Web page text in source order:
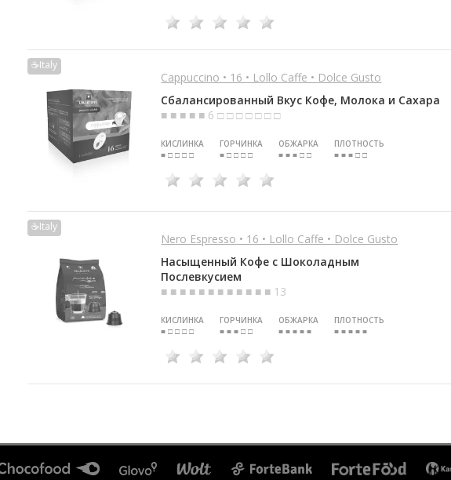
☕Italy
Сappuccino • 16 • Lollo Caffe • Dolce Gusto
Сбалансированный Вкус Кофе, Молока и Сахара
■ ■ ■ ■ ■ 6 □ □ □ □ □ □ □
КИСЛИНКА
■ □ □ □ □
ГОРЧИНКА
■ □ □ □ □
ОБЖАРКА
■ ■ ■ □ □
ПЛОТНОСТЬ
■ ■ ■ □ □
☕Italy
Nero Espresso • 16 • Lollo Caffe • Dolce Gusto
Насыщенный Кофе с Шоколадным
Послевкусием
■ ■ ■ ■ ■ ■ ■ ■ ■ ■ ■ ■ 13
КИСЛИНКА
■ □ □ □ □
ГОРЧИНКА
■ ■ ■ □ □
ОБЖАРКА
■ ■ ■ ■ ■
ПЛОТНОСТЬ
■ ■ ■ ■ ■